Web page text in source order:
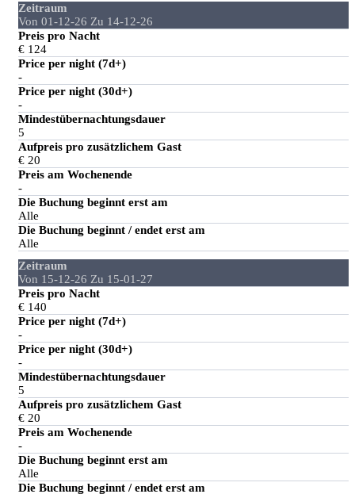
Zeitraum
Von 01-12-26 Zu 14-12-26
Preis pro Nacht
€ 124
Price per night (7d+)
-
Price per night (30d+)
-
Mindestübernachtungsdauer
5
Aufpreis pro zusätzlichem Gast
€ 20
Preis am Wochenende
-
Die Buchung beginnt erst am
Alle
Die Buchung beginnt / endet erst am
Alle
Zeitraum
Von 15-12-26 Zu 15-01-27
Preis pro Nacht
€ 140
Price per night (7d+)
-
Price per night (30d+)
-
Mindestübernachtungsdauer
5
Aufpreis pro zusätzlichem Gast
€ 20
Preis am Wochenende
-
Die Buchung beginnt erst am
Alle
Die Buchung beginnt / endet erst am